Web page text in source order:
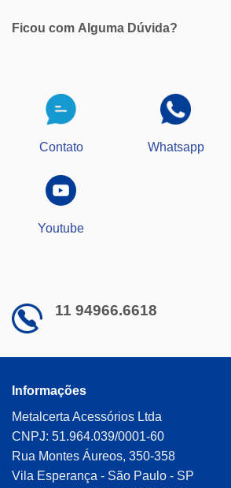
Ficou com Alguma Dúvida?
Contato Whatsapp
Youtube
11 94966.6618
Informações
Metalcerta Acessórios Ltda
CNPJ: 51.964.039/0001-60
Rua Montes Áureos, 350-358
Vila Esperança - São Paulo - SP